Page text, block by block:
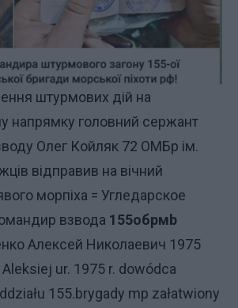
штурмових дій на
напрямку головний сержант
Олег Койляк 72 ОМБр ім.
відправив на вічний
морпіха = Угледарское
взвода 155обрмb
Алексей Николаевич 1975
ur. 1975 r. dowódca
155.brygady mp załatwiony